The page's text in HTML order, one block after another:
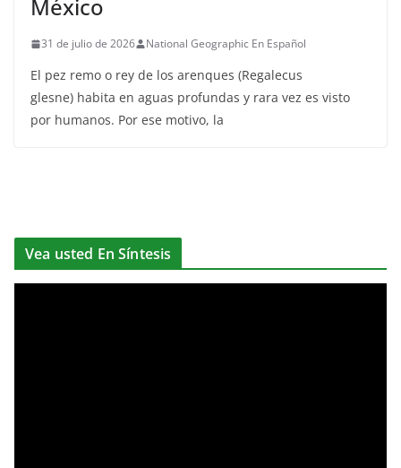
México
31 de julio de 2026 National Geographic En Español
El pez remo o rey de los arenques (Regalecus
glesne) habita en aguas profundas y rara vez es visto
por humanos. Por ese motivo, la
Vea usted En Síntesis